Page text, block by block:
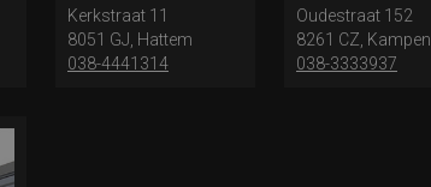
Kerkstraat 11
8051 GJ, Hattem
038-4441314
Oudestraat 152
8261 CZ, Kampen
038-3333937